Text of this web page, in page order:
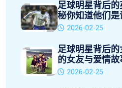
足球明星背后
秘你知道他们是
2026-02-25
足球明星背后
的女友与爱情故
2026-02-25